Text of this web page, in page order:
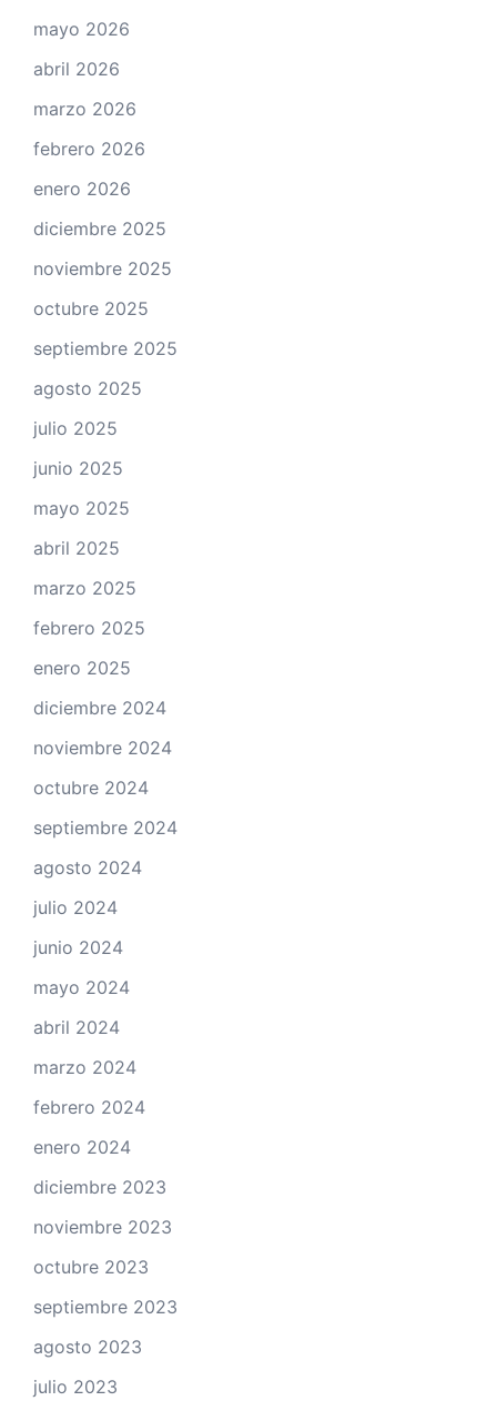
mayo 2026
abril 2026
marzo 2026
febrero 2026
enero 2026
diciembre 2025
noviembre 2025
octubre 2025
septiembre 2025
agosto 2025
julio 2025
junio 2025
mayo 2025
abril 2025
marzo 2025
febrero 2025
enero 2025
diciembre 2024
noviembre 2024
octubre 2024
septiembre 2024
agosto 2024
julio 2024
junio 2024
mayo 2024
abril 2024
marzo 2024
febrero 2024
enero 2024
diciembre 2023
noviembre 2023
octubre 2023
septiembre 2023
agosto 2023
julio 2023